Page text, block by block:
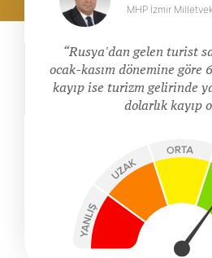
MHP İzmir
Rusya'dan gelen turist
ocak-kasım dönemine göre
kayıp ise turizm gelirinde
dolarlık kayıp